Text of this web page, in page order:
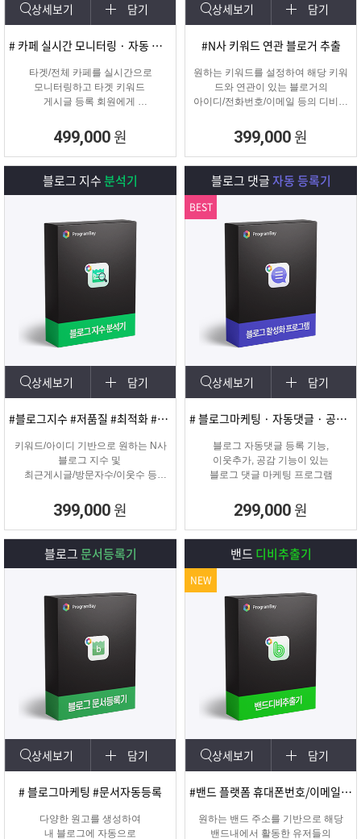
상세보기 담기
# 카페 실시간 모니터링 · 자동 쪽지/메일발송
타겟/전체 카페를 실시간으로
모니터링하고 타겟 키워드
게시글 등록 회원에게
프로그램
499,000 원
상세보기 담기
#N사 키워드 연관 블로거 추출
원하는 키워드를 설정하여 해당 키워
드와 연관이 있는 블로거의
아이디/전화번호/이메일 등의 디비를
실질적으로 효과적인 디비를 추출 할
수 있는 프로그램
399,000 원
블로그 지수분석기
상세보기 담기
#블로그지수 #저품질 #최적화 #블로그품질확인
키워드/아이디 기반으로 원하는 N사
블로그 지수 및
최근게시글/방문자수/이웃수 등
램
399,000 원
블로그 댓글자동 등록기
상세보기 담기
# 블로그마케팅 · 자동댓글 · 공감 · 이웃추가 · 서로이웃추가 · 서이추 · 스크랩
블로그 자동댓글 등록 기능,
이웃추가, 공감 기능이 있는
블로그 댓글 마케팅 프로그램
299,000 원
BEST
블로그문서등록기
상세보기 담기
# 블로그마케팅 #문서자동등록
다양한 원고를 생성하여
내 블로그에 자동으로
밴드 디비추출기
상세보기 담기
#밴드 플랫폼 휴대폰번호/이메일 추출
원하는 밴드 주소를 기반으로 해당
밴드내에서 활동한 유저들의
NEW